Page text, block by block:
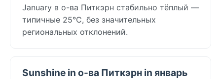
January в о-ва Питкэрн стабильно тёплый —
типичные 25°C, без значительных
региональных отклонений.
Sunshine in о-ва Питкэрн in январь